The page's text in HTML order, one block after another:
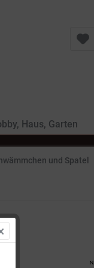
Haus, Garten
und Spatel